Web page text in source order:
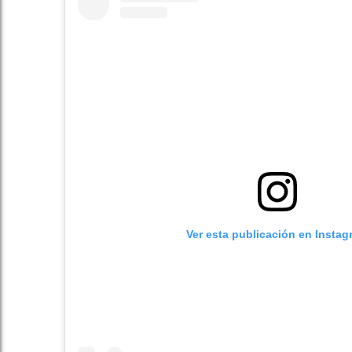
Ver esta publicación en